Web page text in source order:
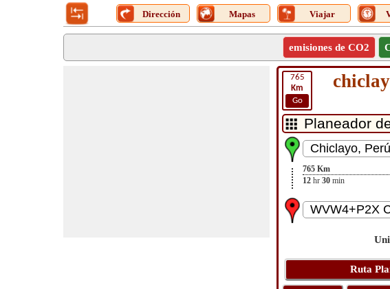
Dirección Mapas Viajar
emisiones de CO2
765
Km
Go
765 Km
12 hr 30 min